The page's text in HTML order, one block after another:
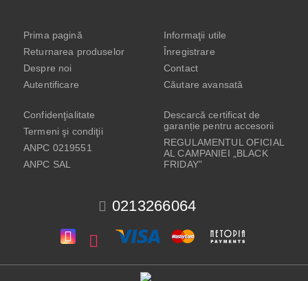
0213266064
Prima pagină
Returnarea produselor
Despre noi
Autentificare
Informaţii utile
Înregistrare
Contact
Căutare avansată
Confidenţialitate
Termeni şi condiţii
ANPC 0219551
ANPC SAL
Descarcă certificat de
garanție pentru accesorii
REGULAMENTUL OFICIAL
AL CAMPANIEI „BLACK
FRIDAY”